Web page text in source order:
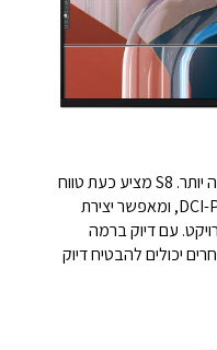
הציגו יותר צבעים להשפעה מרשימה יותר. S8 מציע כעת טווח
צבעים מורחב התומך ב-98% מ-DCI-P3, ומאפשר יצירת
עם דיוק ברמה
יכולים להבטיח דיוק